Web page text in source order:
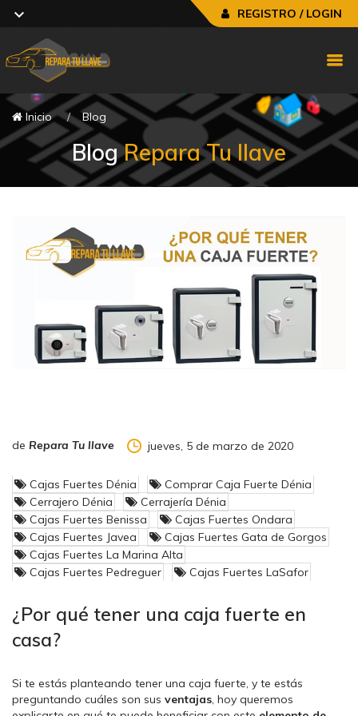
REGISTRO / LOGIN
Inicio Blog
BlogRepara Tu llave
de Repara Tu llave jueves, 5 de marzo de 2020
Cajas Fuertes Dénia
Comprar Caja Fuerte Dénia
Cerrajero Dénia
Cerrajería Dénia
Cajas Fuertes Benissa
Cajas Fuertes Ondara
Cajas Fuertes Javea
Cajas Fuertes Gata de Gorgos
Cajas Fuertes La Marina Alta
Cajas Fuertes Pedreguer
Cajas Fuertes LaSafor
¿Por qué tener una caja fuerte en
casa?
Si te estás planteando tener una caja fuerte, y te estás
preguntando cuáles son sus ventajas, hoy queremos